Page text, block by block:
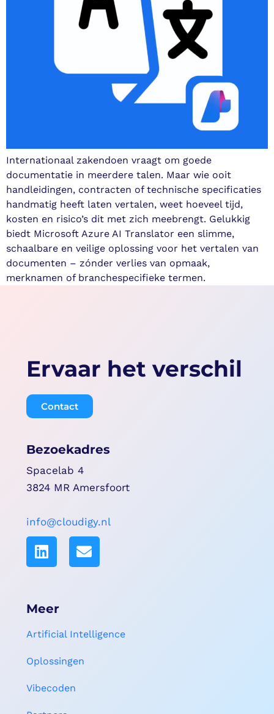
Internationaal zakendoen vraagt om goede
documentatie in meerdere talen. Maar wie ooit
handleidingen, contracten of technische specificaties
handmatig heeft laten vertalen, weet hoeveel tijd,
kosten en risico’s dit met zich meebrengt. Gelukkig
biedt Microsoft Azure AI Translator een slimme,
schaalbare en veilige oplossing voor het vertalen van
documenten – zónder verlies van opmaak,
merknamen of branchespecifieke termen.
Ervaar het verschil
Contact
Bezoekadres
Spacelab 4
3824 MR Amersfoort
info@cloudigy.nl
Meer
Artificial Intelligence
Oplossingen
Vibecoden